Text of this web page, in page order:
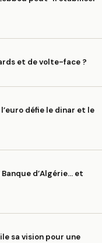
et de volte-face ?
défie le dinar et le
d’Algérie… et
sa vision pour une